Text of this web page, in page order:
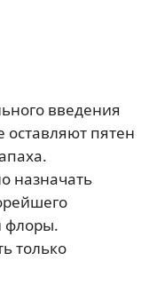
введения
оставляют пятен
назначать
флоры.
только